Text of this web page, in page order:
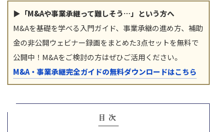
▶「M&Aや事業承継って難しそう…」という方へ
M&Aを基礎を学べる入門ガイド、事業承継の進め方、補助
金の非公開ウェビナー録画をまとめた3点セットを無料で
公開中！M&Aをご検討の方はぜひご活用ください。
M&A・事業承継完全ガイドの無料ダウンロードはこちら
目次